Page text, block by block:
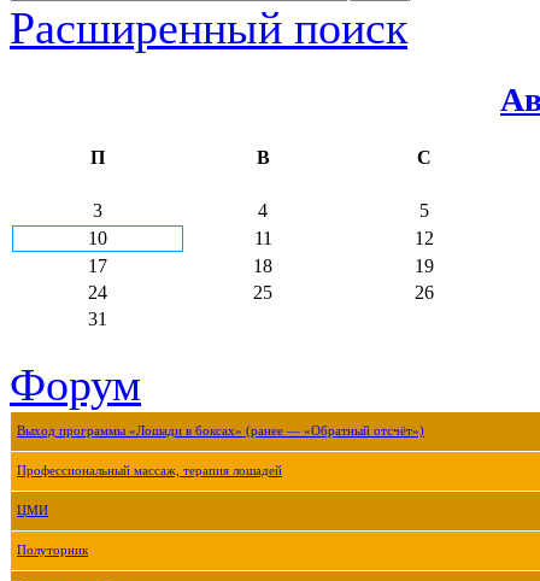
Расширенный поиск
П В С
3 4
5
10
11
12
17
18
19
24
25
26
31
Форум
Выход программы «Лошади в боксах» (ранее — «Обратный отсчёт»)
Профессиональный массаж, терапия лошадей
ЦМИ
Полуторник